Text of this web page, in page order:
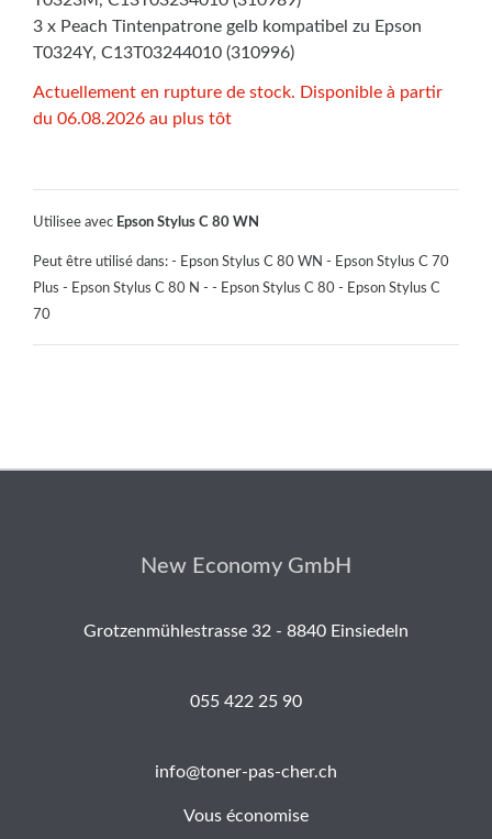
3 x Peach Tintenpatrone gelb kompatibel zu Epson
T0324Y, C13T03244010 (310996)
Actuellement en rupture de stock. Disponible à partir
du 06.08.2026 au plus tôt
Utilisee avec Epson Stylus C 80 WN
Peut être utilisé dans: - Epson Stylus C 80 WN - Epson Stylus C 70
Plus - Epson Stylus C 80 N - - Epson Stylus C 80 - Epson Stylus C
70
New Economy GmbH
Grotzenmühlestrasse 32 - 8840 Einsiedeln
055 422 25 90
info@toner-pas-cher.ch
Vous économise